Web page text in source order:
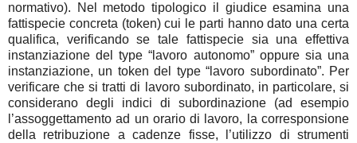
normativo). Nel metodo tipologico il giudice esamina una
fattispecie concreta (token) cui le parti hanno dato una certa
qualifica, verificando se tale fattispecie sia una effettiva
instanziazione del type “lavoro autonomo” oppure sia una
instanziazione, un token del type “lavoro subordinato”. Per
verificare che si tratti di lavoro subordinato, in particolare, si
considerano degli indici di subordinazione (ad esempio
l’assoggettamento ad un orario di lavoro, la corresponsione
della retribuzione a cadenze fisse, l’utilizzo di strumenti